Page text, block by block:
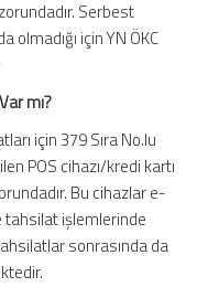
Serbest
için YN ÖKC
mı?
için 379 Sıra No.lu
POS cihazı/kredi kartı
Bu cihazlar e-
tahsilat işlemlerinde
sonrasında da